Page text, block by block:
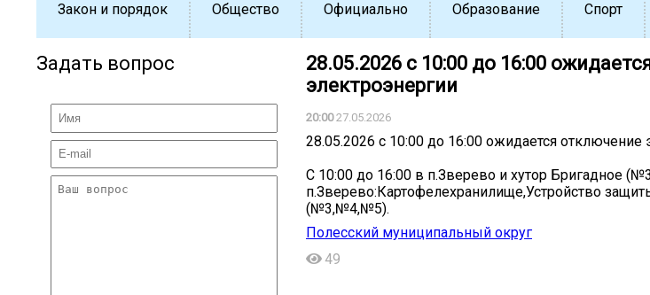
Закон и порядок Общество Официально Образование Спорт
Задать вопрос
28.05.2026 с 10:00 до 16:00
электроэнергии
20:0027.05.2026
28.05.2026 с 10:00 до 16:00 ожидается отключение
️С 10:00 до 16:00 в п.Зверево и хутор Бригадное
️п.Зверево:Картофелехранилище,Устройство
(№3,№4,№5).
Полесский муниципальный округ
49